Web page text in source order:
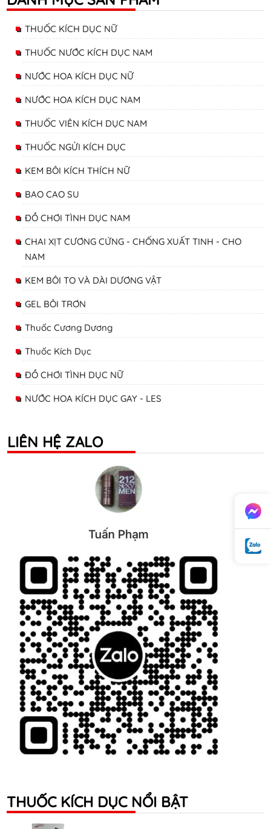
THUỐC KÍCH DỤC NỮ
THUỐC NƯỚC KÍCH DỤC NAM
NƯỚC HOA KÍCH DỤC NỮ
NƯỚC HOA KÍCH DỤC NAM
THUỐC VIÊN KÍCH DỤC NAM
THUỐC NGỬI KÍCH DỤC
KEM BÔI KÍCH THÍCH NỮ
BAO CAO SU
ĐỒ CHƠI TÌNH DỤC NAM
CHAI XỊT CƯƠNG CỨNG - CHỐNG XUẤT TINH - CHO
NAM
KEM BÔI TO VÀ DÀI DƯƠNG VẬT
GEL BÔI TRƠN
Thuốc Cương Dương
Thuốc Kích Dục
ĐỒ CHƠI TÌNH DỤC NỮ
NƯỚC HOA KÍCH DỤC GAY - LES
LIÊN HỆ ZALO
THUỐC KÍCH DỤC NỔI BẬT